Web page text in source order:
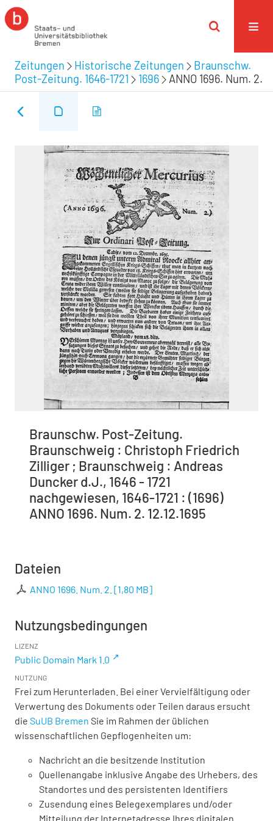
Zeitungen Historische Zeitungen
Braunschw.
Post-Zeitung. 1646-1721
1696 ANNO 1696. Num. 2.
Braunschw. Post-Zeitung.
Braunschweig : Christoph Friedrich
Zilliger ; Braunschweig : Andreas
Duncker d.J., 1646 - 1721
nachgewiesen, 1646-1721 : (1696)
ANNO 1696. Num. 2. 12.12.1695
Dateien
ANNO 1696. Num. 2. [1,80 MB]
Nutzungsbedingungen
LIZENZ
Public Domain Mark 1.0
NUTZUNG
Frei zum Herunterladen. Bei einer Vervielfältigung oder
Verwertung des Dokuments oder Teilen daraus ersucht
die SuUB Bremen Sie im Rahmen der üblichen
wissenschaftlichen Gepflogenheiten um:
Nachricht an die besitzende Institution
Quellenangabe inklusive Angabe des Urhebers, des
Standortes und des persistenten Identifiers
Zusendung eines Belegexemplares und/oder
Mitteilung der Internetadresse Ihres digitalen